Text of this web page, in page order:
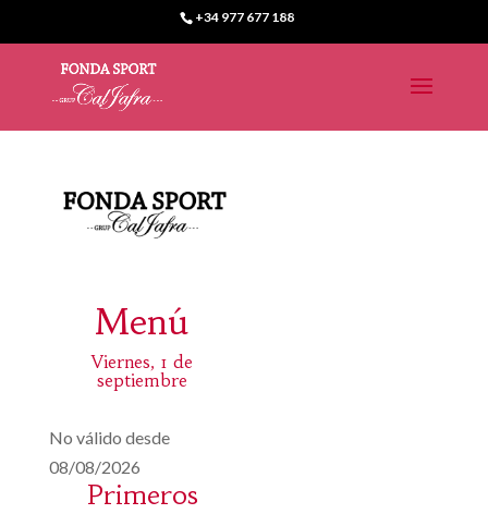
+34 977 677 188
Menú
Viernes, 1 de
septiembre
No válido desde
08/08/2026
Primeros